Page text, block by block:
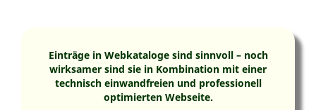
Einträge in Webkataloge sind sinnvoll – noch
wirksamer sind sie in Kombination mit einer
technisch einwandfreien und professionell
optimierten Webseite.